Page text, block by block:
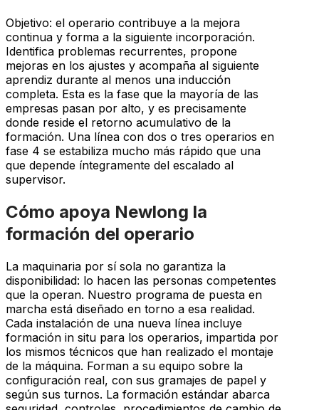
Objetivo: el operario contribuye a la mejora
continua y forma a la siguiente incorporación.
Identifica problemas recurrentes, propone
mejoras en los ajustes y acompaña al siguiente
aprendiz durante al menos una inducción
completa. Esta es la fase que la mayoría de las
empresas pasan por alto, y es precisamente
donde reside el retorno acumulativo de la
formación. Una línea con dos o tres operarios en
fase 4 se estabiliza mucho más rápido que una
que depende íntegramente del escalado al
supervisor.
Cómo apoya Newlong la
formación del operario
La maquinaria por sí sola no garantiza la
disponibilidad: lo hacen las personas competentes
que la operan. Nuestro programa de puesta en
marcha está diseñado en torno a esa realidad.
Cada instalación de una nueva línea incluye
formación in situ para los operarios, impartida por
los mismos técnicos que han realizado el montaje
de la máquina. Forman a su equipo sobre la
configuración real, con sus gramajes de papel y
según sus turnos. La formación estándar abarca